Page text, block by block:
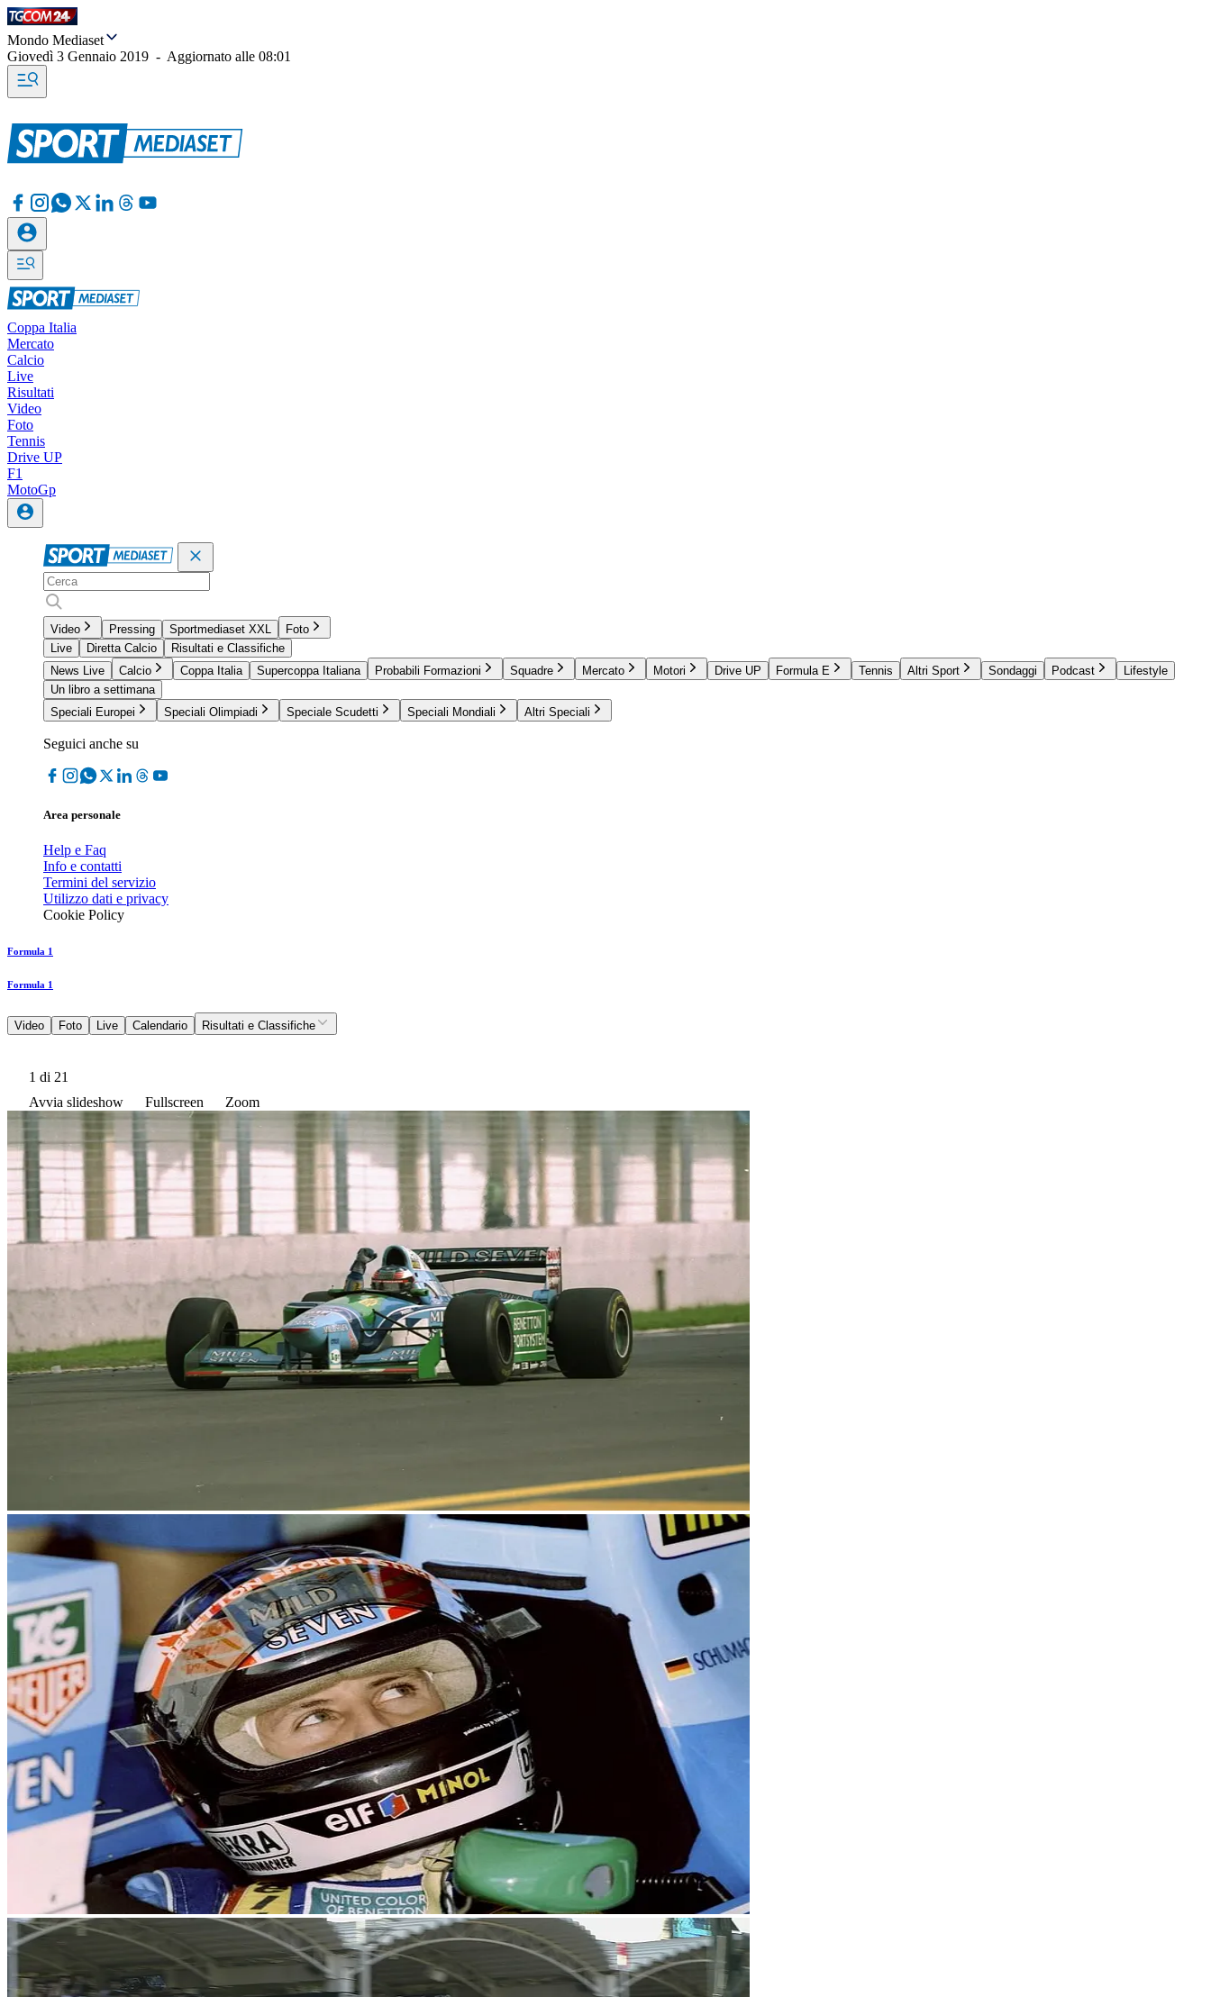
Mondo Mediaset
Giovedì 3 Gennaio 2019 - Aggiornato alle 08:01
Coppa Italia
Mercato
Calcio
Live
Risultati
Video
Foto
Tennis
Drive UP
F1
MotoGp
Video Pressing Sportmediaset XXL
Foto
Live
Diretta Calcio
Risultati e Classifiche
News Live
Calcio Coppa Italia Supercoppa Italiana Probabili Formazioni Squadre Mercato Motori Drive UP Formula E Tennis Altri Sport Sondaggi Podcast
Lifestyle
Un libro a settimana
Speciali Europei
Speciali Olimpiadi Speciale Scudetti Speciali Mondiali Altri Speciali
Seguici anche su
Area personale
Help e Faq
Info e contatti
Termini del servizio
Utilizzo dati e privacy
Cookie Policy
Formula 1
Formula 1
Video Foto Live Calendario Risultati e Classifiche
1 di 21
Avvia slideshow
Fullscreen Zoom